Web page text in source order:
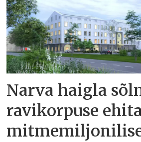
Narva haigla
ravikorpuse